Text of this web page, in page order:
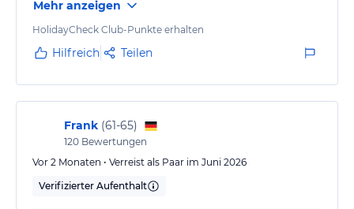
Mehr anzeigen
HolidayCheck Club-Punkte erhalten
Hilfreich Teilen
Frank (61-65)
120 Bewertungen
Vor 2 Monaten • Verreist als Paar im Juni 2026
Verifizierter Aufenthalt